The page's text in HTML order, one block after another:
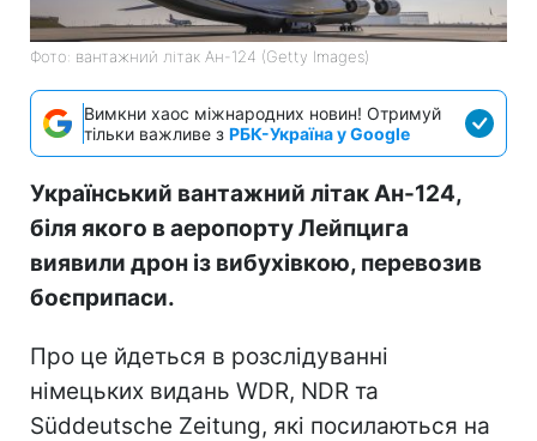
Фото: вантажний літак Ан-124 (Getty Images)
Вимкни хаос міжнародних новин! Отримуй
тільки важливе з РБК-Україна у Google
Український вантажний літак Ан-124,
біля якого в аеропорту Лейпцига
виявили дрон із вибухівкою, перевозив
боєприпаси.
Про це йдеться в розслідуванні
німецьких видань WDR, NDR та
Süddeutsche Zeitung, які посилаються на